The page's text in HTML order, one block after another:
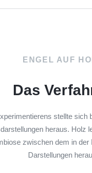
ENGEL AUF
Das
stellte sich
heraus. Holz
zwischen dem in
Darstellungen